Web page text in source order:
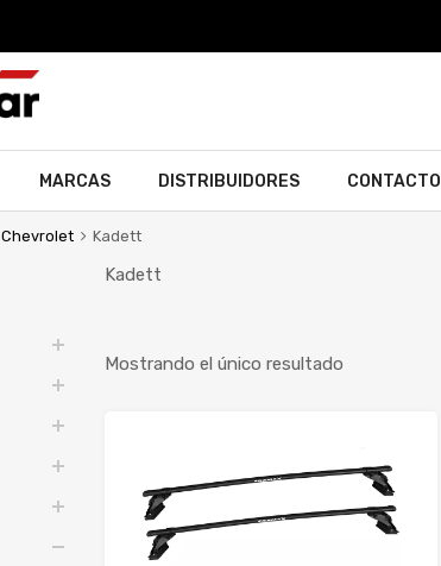
MARCAS DISTRIBUIDORES CONTACTO
Chevrolet Kadett
Kadett
Mostrando el único resultado